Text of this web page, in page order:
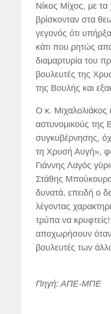
Νίκος Μίχος, με
βρίσκονταν στα
γεγονός ότι
κάτι που ρητώς
διαμαρτυρία του
βουλευτές της
της Βουλής και
Ο κ. Μιχαλολιάκος
αστυνομικούς της
συγκυβέρνησης,
τη Χρυσή Αυγή»,
Γιάννης Λαγός
Στάθης
δυνατά, επειδή ο
λέγοντας
τρύπα να
αποχωρήσουν όταν
βουλευτές των
Πηγή: ΑΠΕ-ΜΠΕ